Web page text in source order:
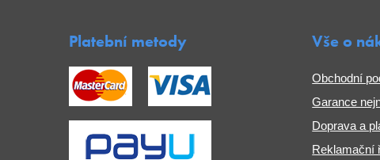
Platební metody Vše o
Obchodní
Garance
Doprava a
Reklamační